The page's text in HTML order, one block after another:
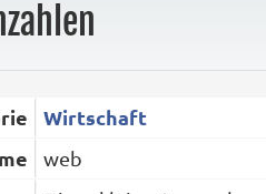
Wirtschaft
web